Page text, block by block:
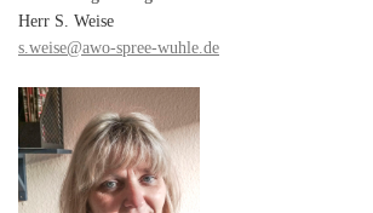
Herr S. Weise
s.weise@awo-spree-wuhle.de